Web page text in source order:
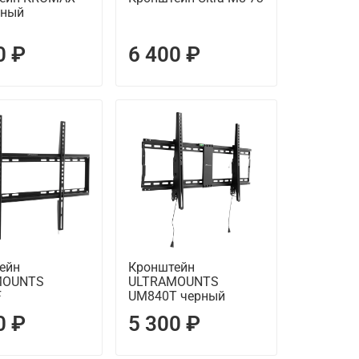
₽ 6 400 ₽
₽
Кронштейн
ULTRAMOUNTS
UM840T черный
5 300 ₽